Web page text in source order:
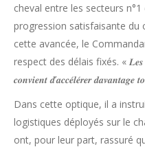
cheval entre les secteurs
progression satisfaisante du
cette avancée, le
respect des délais fixés. « 𝑳𝒆𝒔
𝒄𝒐𝒏𝒗𝒊𝒆𝒏𝒕 𝒅’𝒂𝒄𝒄𝒆́𝒍𝒆́𝒓𝒆𝒓 𝒅𝒂𝒗𝒂𝒏𝒕𝒂𝒈𝒆
Dans cette optique, il a
logistiques déployés sur le
ont, pour leur part, rassuré